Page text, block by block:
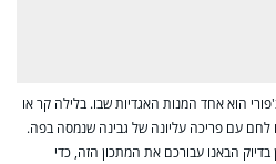
הוא אחד המנות האגדיות שבו. בלילה קר או
לחם עם פריכה עליונה של גבינה שנמסה בפה.
בדיוק הבאנו עבורכם את המתכון הזה, כדי